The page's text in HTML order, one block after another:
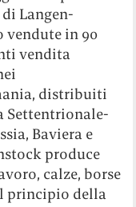
Langen-
vendute in 90
vendita
distribuiti
Settentrionale-
Baviera e
produce
calze, borse
principio della